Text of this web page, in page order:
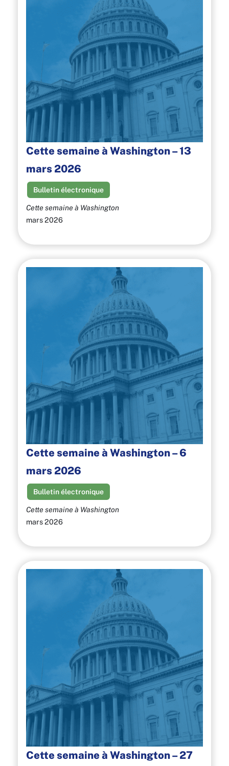
Cette semaine à Washington – 13
mars 2026
Bulletin électronique
Cette semaine à Washington
mars 2026
Cette semaine à Washington – 6
mars 2026
Bulletin électronique
Cette semaine à Washington
mars 2026
Cette semaine à Washington – 27